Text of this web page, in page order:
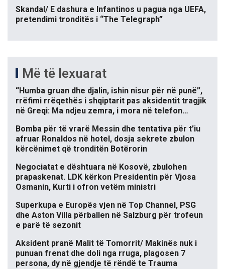
Skandal/ E dashura e Infantinos u pagua nga UEFA,
pretendimi tronditës i “The Telegraph”
Më të lexuarat
“Humba gruan dhe djalin, ishin nisur për në punë”,
rrëfimi rrëqethës i shqiptarit pas aksidentit tragjik
në Greqi: Ma ndjeu zemra, i mora në telefon…
Bomba për të vrarë Messin dhe tentativa për t’iu
afruar Ronaldos në hotel, dosja sekrete zbulon
kërcënimet që tronditën Botërorin
Negociatat e dështuara në Kosovë, zbulohen
prapaskenat. LDK kërkon Presidentin për Vjosa
Osmanin, Kurti i ofron vetëm ministri
Superkupa e Europës vjen në Top Channel, PSG
dhe Aston Villa përballen në Salzburg për trofeun
e parë të sezonit
Aksident pranë Malit të Tomorrit/ Makinës nuk i
punuan frenat dhe doli nga rruga, plagosen 7
persona, dy në gjendje të rëndë te Trauma